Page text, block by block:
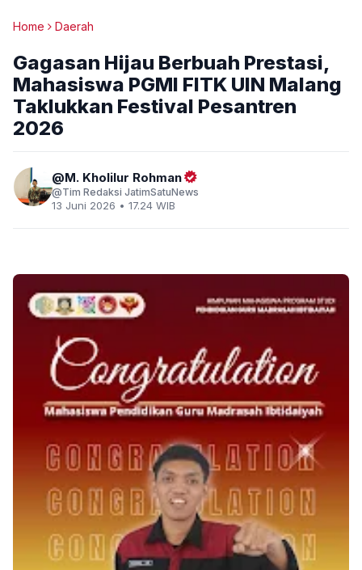
Home Daerah
Gagasan Hijau Berbuah Prestasi,
Mahasiswa PGMI FITK UIN Malang
Taklukkan Festival Pesantren
2026
M. Kholilur Rohman
Tim Redaksi JatimSatuNews
13 Juni 2026 • 17.24 WIB